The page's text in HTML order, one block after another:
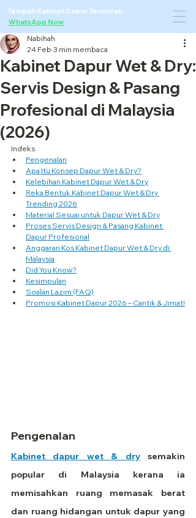
Tempah Kabinet Dapur Termurah ·
WhatsApp Now
Kabinet Dapur Wet & Dry:
Servis Design & Pasang
Profesional di Malaysia
(2026)
Nabihah
24 Feb 3 min membaca
Indeks
Pengenalan
Apa Itu Konsep Dapur Wet & Dry?
Kelebihan Kabinet Dapur Wet & Dry
Reka Bentuk Kabinet Dapur Wet & Dry
Trending 2026
Material Sesuai untuk Dapur Wet & Dry
Proses Servis Design & Pasang Kabinet
Dapur Profesional
Anggaran Kos Kabinet Dapur Wet & Dry di
Malaysia
Did You Know?
Kesimpulan
Soalan Lazim (FAQ)
Promosi Kabinet Dapur 2026 – Cantik & Jimat!
Pengenalan
Kabinet dapur wet & dry semakin
popular di Malaysia kerana ia
memisahkan ruang memasak berat
dan ruang hidangan untuk dapur yang